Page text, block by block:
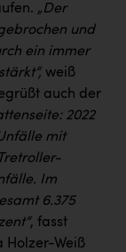
„Der
und
ein immer
weiß
auch der
2022
mit
Im
6.375
, fasst
Holzer-Weiß